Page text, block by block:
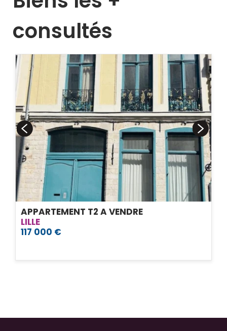
consultés
APPARTEMENT T2 A VENDRE
LILLE
117 000 €